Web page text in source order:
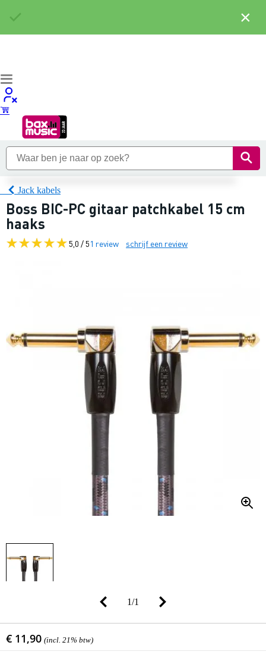
Jack kabels
Boss BIC-PC gitaar patchkabel 15 cm
haaks
5,0 / 51 review schrijf een review
1/1
€ 11,90 (incl. 21% btw)
×